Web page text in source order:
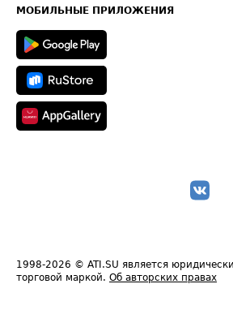
Техническая информация
МОБИЛЬНЫЕ ПРИЛОЖЕНИЯ
1998-2026 © ATI.SU является
торговой маркой. Об авторских правах